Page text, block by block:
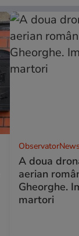
A doua
aerian
Gheorghe.
martori